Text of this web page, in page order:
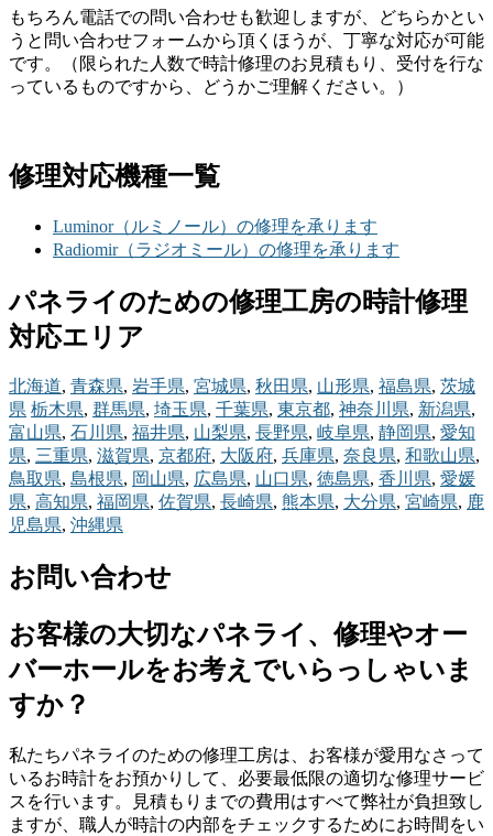
もちろん電話での問い合わせも歓迎しますが、どちらかとい
うと問い合わせフォームから頂くほうが、丁寧な対応が可能
です。（限られた人数で時計修理のお見積もり、受付を行な
っているものですから、どうかご理解ください。）
修理対応機種一覧
Luminor（ルミノール）の修理を承ります
Radiomir（ラジオミール）の修理を承ります
パネライのための修理工房の時計修理
対応エリア
北海道, 青森県, 岩手県, 宮城県, 秋田県, 山形県, 福島県, 茨城
県 栃木県, 群馬県, 埼玉県, 千葉県, 東京都, 神奈川県, 新潟県,
富山県, 石川県, 福井県, 山梨県, 長野県, 岐阜県, 静岡県, 愛知
県, 三重県, 滋賀県, 京都府, 大阪府, 兵庫県, 奈良県, 和歌山県,
鳥取県, 島根県, 岡山県, 広島県, 山口県, 徳島県, 香川県, 愛媛
県, 高知県, 福岡県, 佐賀県, 長崎県, 熊本県, 大分県, 宮崎県, 鹿
児島県, 沖縄県
お問い合わせ
お客様の大切なパネライ、修理やオー
バーホールをお考えでいらっしゃいま
すか？
私たちパネライのための修理工房は、お客様が愛用なさって
いるお時計をお預かりして、必要最低限の適切な修理サービ
スを行います。見積もりまでの費用はすべて弊社が負担致し
ますが、職人が時計の内部をチェックするためにお時間をい